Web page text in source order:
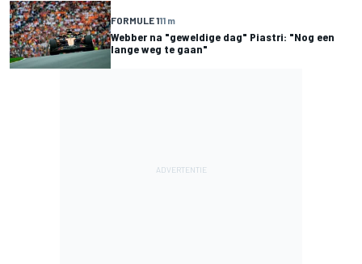
FORMULE 111 m
Webber na "geweldige dag" Piastri: "Nog een
lange weg te gaan"